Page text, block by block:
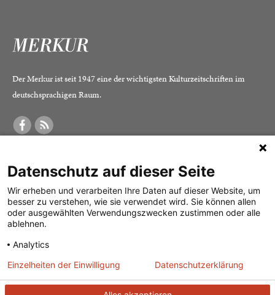
Der Merkur ist seit 1947 eine der wichtigsten Kulturzeitschriften im
deutschsprachigen Raum.
Was ist der Merkur?
Herausgeber /
Redaktion
Verlag
Alle Abos im Überblick
Print-Abo
Digital-Abo
Abo kündigen
Vertrag widerrufen
Impressum
Datenschutz
Mediadaten
Datenschutz auf dieser Seite
Wir erheben und verarbeiten Ihre Daten auf dieser Website, um
besser zu verstehen, wie sie verwendet wird. Sie können allen
oder ausgewählten Verwendungszwecken zustimmen oder alle
ablehnen.
Analytics
Einzelheiten der Einwilligung Datenschutzerklärung